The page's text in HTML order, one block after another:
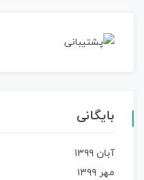
بایگانی
آبان ۱۳۹۹
مهر ۱۳۹۹